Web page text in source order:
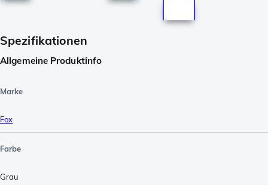
Spezifikationen
Allgemeine Produktinfo
Marke
Fox
Farbe
Grau